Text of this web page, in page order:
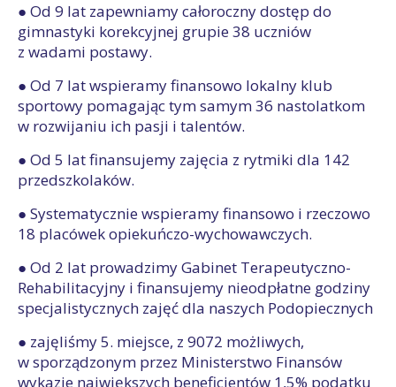
● Od 9 lat zapewniamy całoroczny dostęp do
gimnastyki korekcyjnej grupie 38 uczniów
z wadami postawy.
● Od 7 lat wspieramy finansowo lokalny klub
sportowy pomagając tym samym 36 nastolatkom
w rozwijaniu ich pasji i talentów.
● Od 5 lat finansujemy zajęcia z rytmiki dla 142
przedszkolaków.
● Systematycznie wspieramy finansowo i rzeczowo
18 placówek opiekuńczo-wychowawczych.
● Od 2 lat prowadzimy Gabinet Terapeutyczno-
Rehabilitacyjny i finansujemy nieodpłatne godziny
specjalistycznych zajęć dla naszych Podopiecznych
● zajęliśmy 5. miejsce, z 9072 możliwych,
w sporządzonym przez Ministerstwo Finansów
wykazie największych beneficjentów 1,5% podatku